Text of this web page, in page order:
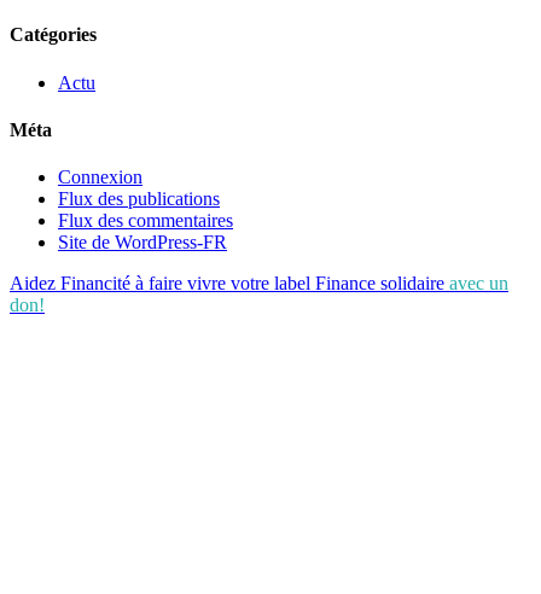
Catégories
Actu
Méta
Connexion
Flux des publications
Flux des commentaires
Site de WordPress-FR
Aidez Financité à faire vivre votre label Finance solidaire avec un
don!